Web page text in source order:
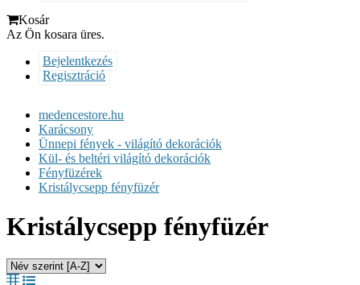
Kosár
Az Ön kosara üres.
Bejelentkezés
Regisztráció
medencestore.hu
Karácsony
Ünnepi fények - világító dekorációk
Kül- és beltéri világító dekorációk
Fényfüzérek
Kristálycsepp fényfüzér
Kristálycsepp fényfüzér